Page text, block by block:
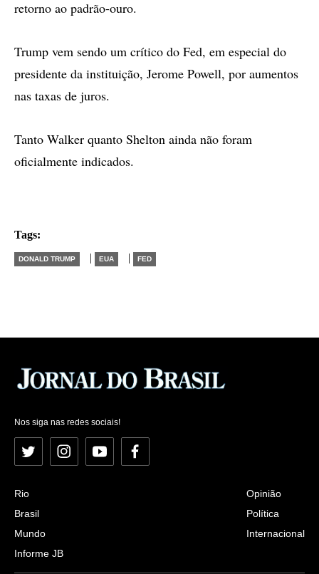
retorno ao padrão-ouro.
Trump vem sendo um crítico do Fed, em especial do
presidente da instituição, Jerome Powell, por aumentos
nas taxas de juros.
Tanto Walker quanto Shelton ainda não foram
oficialmente indicados.
Tags:
DONALD TRUMP | EUA | FED
Nos siga nas redes sociais!
Twitter InstagramYouTubeFacebook
Rio
Brasil
Mundo
Informe JB
Opinião
Política
Internacional